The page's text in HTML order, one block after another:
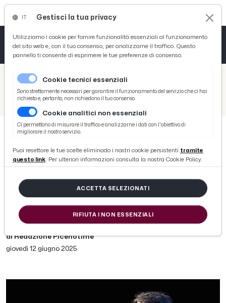
/ Picenotime
/ Eventi e Cultura
Jazzap 2025: fine settimana con concerto di Nino Buonocore a Monsampolo ed escursione lungo mulattiere di Acquasanta
Jazzap 2025: fine settimana con
concerto di Nino Buonocore a
Monsampolo ed escursione lungo
mulattiere di Acquasanta
di Redazione Picenotime
giovedì 12 giugno 2025
Gestisci la tua privacy
Utilizziamo i cookie per fornire funzionalità essenziali al funzionamento
del sito web e, con il tuo consenso, per analizzarne il traffico. Questo
pannello ti consente di esprimere le tue preferenze di consenso.
Cookie tecnici essenziali
Sono strettamente necessari per garantire il funzionamento del servizio che ci hai
richiesto e, pertanto, non richiedono il tuo consenso.
Cookie analitici non essenziali
Ci permettono di misurare il traffico e analizzarne i dati con l'obiettivo di
migliorare il nostro servizio.
Puoi resettare le tue scelte eliminado i nostri cookie persistenti tramite
questo link. Per ulteriori informazioni consulta la nostra Cookie Policy.
ACCETTA SELEZIONATI
RIFIUTA I NON ESSENZIALI
Tutto News
Tutto Sport
Basket
Ciclismo
Tutto Curiosità